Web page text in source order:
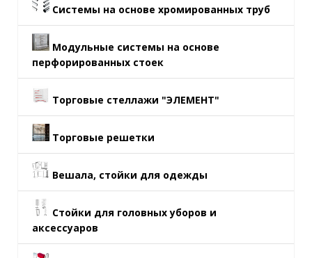
Системы на основе хромированных труб
Модульные системы на основе
перфорированных стоек
Торговые стеллажи "ЭЛЕМЕНТ"
Торговые решетки
Вешала, стойки для одежды
Стойки для головных уборов и
аксессуаров